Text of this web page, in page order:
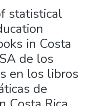
statistical
in Costa
de los
en los libros
de